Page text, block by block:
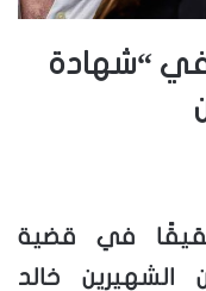
في “شهادة
في قضية
الشهيرين خالد